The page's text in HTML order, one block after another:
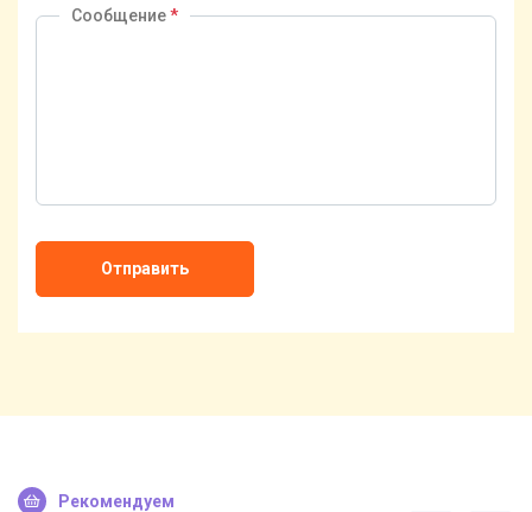
Сообщение*
Отправить
Рекомендуем